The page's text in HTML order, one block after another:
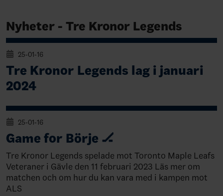
Nyheter - Tre Kronor Legends
Tre Kronor Legends lag i januari
2024
25-01-16
Game for Börje 🏒
25-01-16
Tre Kronor Legends spelade mot Toronto Maple Leafs
Veteraner i Gävle den 11 februari 2023 Läs mer om
matchen och om hur du kan vara med i kampen mot
ALS